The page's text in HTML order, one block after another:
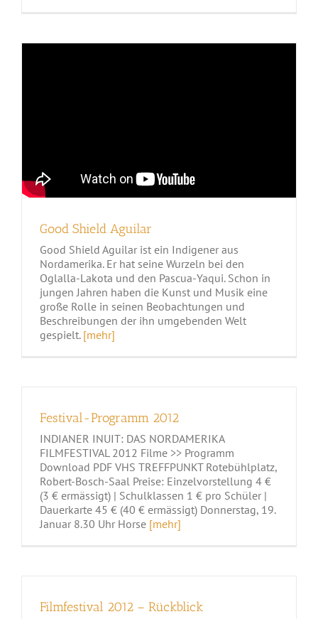
Good Shield Aguilar
Good Shield Aguilar ist ein Indigener aus
Nordamerika. Er hat seine Wurzeln bei den
Oglalla-Lakota und den Pascua-Yaqui. Schon in
jungen Jahren haben die Kunst und Musik eine
große Rolle in seinen Beobachtungen und
Beschreibungen der ihn umgebenden Welt
gespielt. [mehr]
Festival-Programm 2012
INDIANER INUIT: DAS NORDAMERIKA
FILMFESTIVAL 2012 Filme >> Programm
Download PDF VHS TREFFPUNKT Rotebühlplatz,
Robert-Bosch-Saal Preise: Einzelvorstellung 4 €
(3 € ermässigt) | Schulklassen 1 € pro Schüler |
Dauerkarte 45 € (40 € ermässigt) Donnerstag, 19.
Januar 8.30 Uhr Horse [mehr]
Filmfestival 2012 – Rückblick